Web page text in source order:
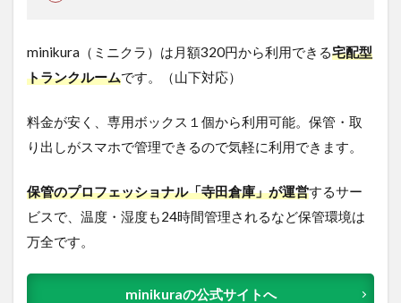
minikura（ミニクラ）は月額320円から利用できる宅配型
トランクルームです。（山下対応）
料金が安く、専用ボックス１個から利用可能。保管・取
り出しがスマホで管理できるので気軽に利用できます。
保管のプロフェッショナル「寺田倉庫」が運営するサー
ビスで、温度・湿度も24時間管理されるなど保管環境は
万全です。
minikuraの公式サイトへ